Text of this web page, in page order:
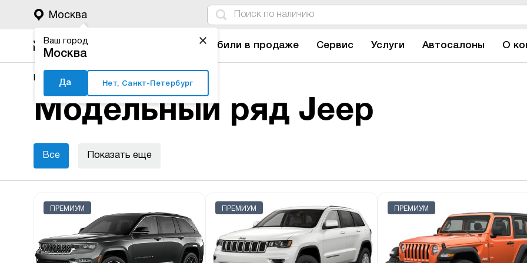
Москва
Ваш город
Москва
Да Нет, Санкт-Петербург
Автомобили в продаже Сервис Услуги Автосалоны О
Major Auto
Модельный ряд Jeep
Все Показать еще
ПРЕМИУМ ПРЕМИУМ ПРЕМИУМ